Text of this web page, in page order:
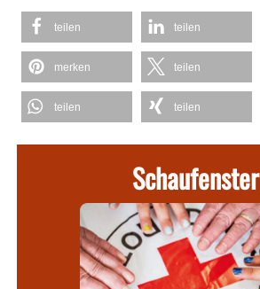
teilen teilen
merken teilen
teilen teilen
Schaufenster